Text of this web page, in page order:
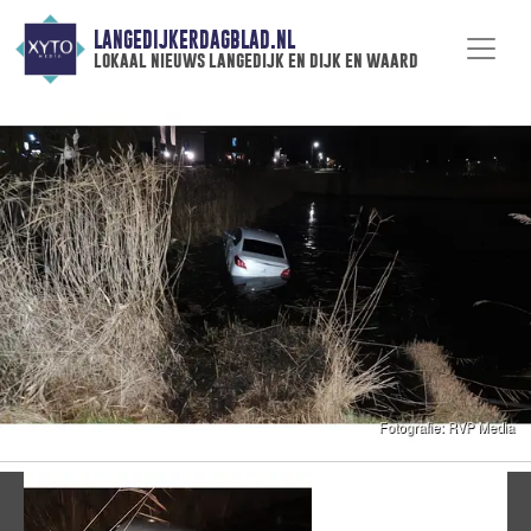
LANGEDIJKERDAGBLAD.NL
lokaal nieuws langedijk en dijk en waard